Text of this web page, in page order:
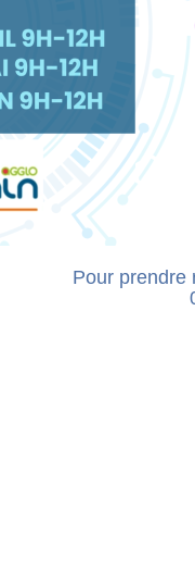
Pour prendre